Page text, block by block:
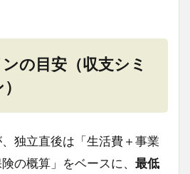
の目安（収支シミ
独立直後は「生活費＋事業
の概算」をベースに、 最低